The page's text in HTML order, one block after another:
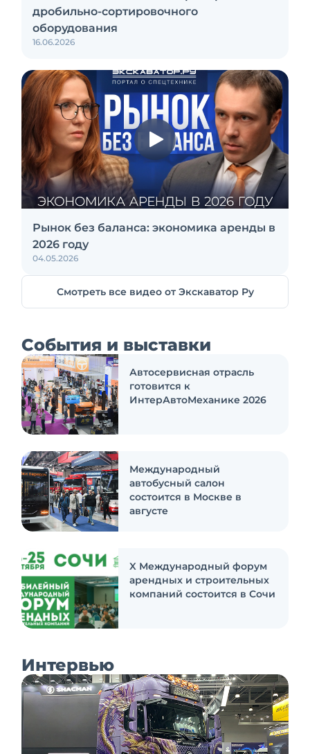
дробильно-сортировочного
оборудования
16.06.2026
Рынок без баланса: экономика аренды в
2026 году
04.05.2026
Смотреть все видео от Экскаватор Ру
События и выставки
Автосервисная отрасль
готовится к
ИнтерАвтоМеханике 2026
Международный
автобусный салон
состоится в Москве в
августе
X Международный форум
арендных и строительных
компаний состоится в Сочи
Интервью